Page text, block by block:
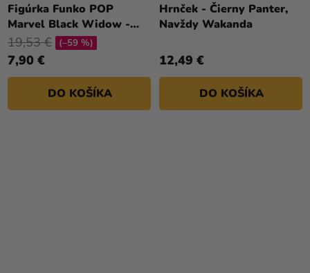
Figúrka Funko POP
Marvel Black Widow -
Taskmaster w/ Shield
7,90 €
19,53 € (–59 %)
DO KOŠÍKA
Hrnček - Čierny Panter,
Navždy Wakanda
12,49 €
DO KOŠÍKA